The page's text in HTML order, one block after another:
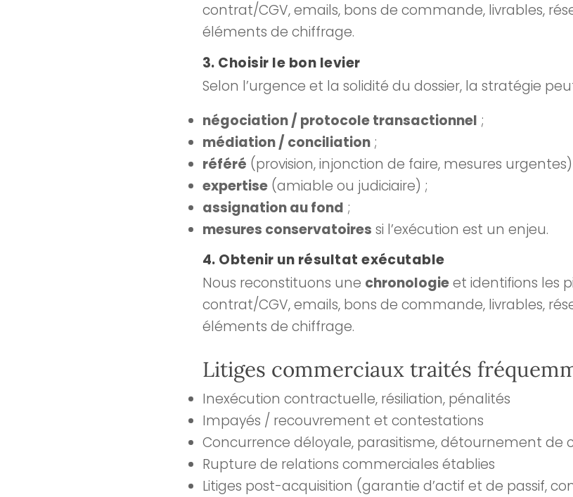
contrat/CGV, emails, bons de commande, livrables,
éléments de chiffrage.
3. Choisir le bon levier
Selon l’urgence et la solidité du dossier, la stratégie
négociation / protocole transactionnel ;
médiation / conciliation ;
référé (provision, injonction de faire, mesures
expertise (amiable ou judiciaire) ;
assignation au fond ;
mesures conservatoires si l’exécution est un enjeu.
4. Obtenir un résultat exécutable
Nous reconstituons une chronologieet identifions les
contrat/CGV, emails, bons de commande, livrables,
éléments de chiffrage.
Litiges commerciaux traités
Inexécution contractuelle, résiliation, pénalités
Impayés / recouvrement et contestations
Concurrence déloyale, parasitisme, détournement de
Rupture de relations commerciales établies
Litiges post-acquisition (garantie d’actif et de passif,